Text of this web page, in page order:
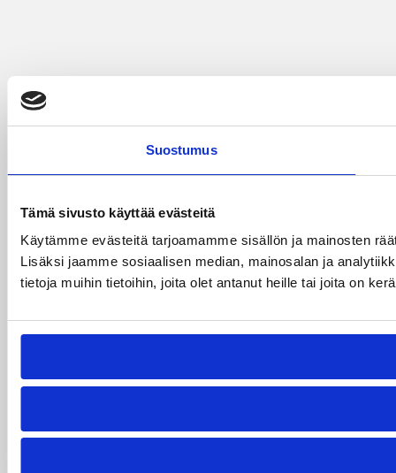
Suostumus
Tämä sivusto käyttää evästeitä
Käytämme evästeitä tarjoamamme sisällön ja mainosten
Lisäksi jaamme sosiaalisen median, mainosalan ja
tietoja muihin tietoihin, joita olet antanut heille tai joita on